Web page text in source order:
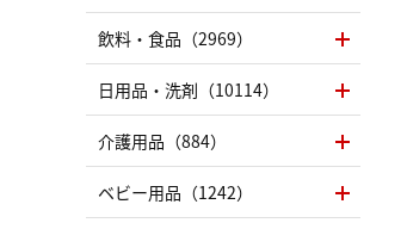
飲料・食品（2969）
日用品・洗剤（10114）
介護用品（884）
ベビー用品（1242）